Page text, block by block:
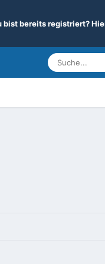
bist bereits registriert?